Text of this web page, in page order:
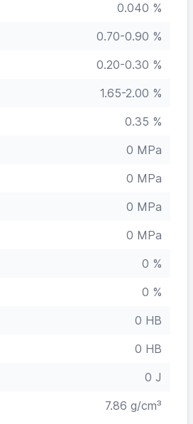
0.040 %
0.70-0.90 %
0.20-0.30 %
1.65-2.00 %
0.35 %
0 MPa
0 MPa
0 MPa
0 MPa
0 %
0 %
0 HB
0 HB
0 J
7.86 g/cm³